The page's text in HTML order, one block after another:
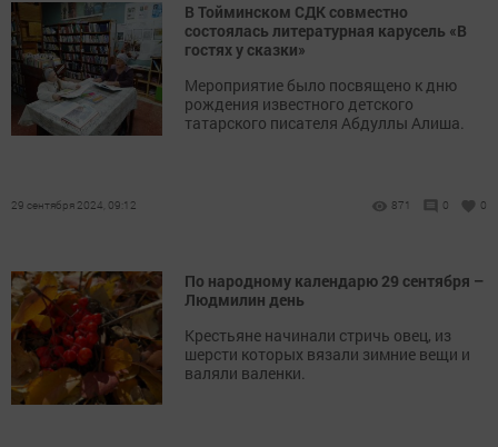
В Тойминском СДК совместно
состоялась литературная карусель «В
гостях у сказки»
Мероприятие было посвящено к дню
рождения известного детского
татарского писателя Абдуллы Алиша.
29 сентября 2024, 09:12 871 0 0
По народному календарю 29 сентября –
Людмилин день
Крестьяне начинали стричь овец, из
шерсти которых вязали зимние вещи и
валяли валенки.